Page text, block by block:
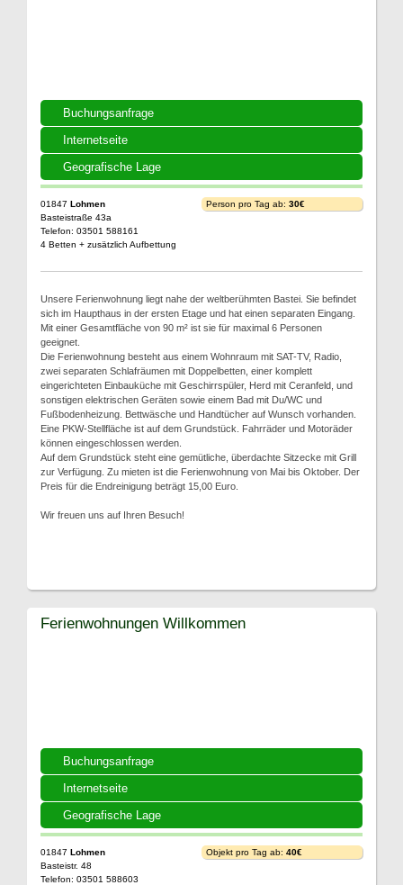
Buchungsanfrage
Internetseite
Geografische Lage
01847 Lohmen
Basteistraße 43a
Telefon: 03501 588161
4 Betten + zusätzlich Aufbettung
Person pro Tag ab: 30€
Unsere Ferienwohnung liegt nahe der weltberühmten Bastei. Sie befindet
sich im Haupthaus in der ersten Etage und hat einen separaten Eingang.
Mit einer Gesamtfläche von 90 m² ist sie für maximal 6 Personen
geeignet.
Die Ferienwohnung besteht aus einem Wohnraum mit SAT-TV, Radio,
zwei separaten Schlafräumen mit Doppelbetten, einer komplett
eingerichteten Einbauküche mit Geschirrspüler, Herd mit Ceranfeld, und
sonstigen elektrischen Geräten sowie einem Bad mit Du/WC und
Fußbodenheizung. Bettwäsche und Handtücher auf Wunsch vorhanden.
Eine PKW-Stellfläche ist auf dem Grundstück. Fahrräder und Motoräder
können eingeschlossen werden.
Auf dem Grundstück steht eine gemütliche, überdachte Sitzecke mit Grill
zur Verfügung. Zu mieten ist die Ferienwohnung von Mai bis Oktober. Der
Preis für die Endreinigung beträgt 15,00 Euro.
Wir freuen uns auf Ihren Besuch!
Buchungsanfrage
Internetseite
Geografische Lage
Ferienwohnungen Willkommen
01847 Lohmen
Basteistr. 48
Telefon: 03501 588603
Objekt pro Tag ab: 40€